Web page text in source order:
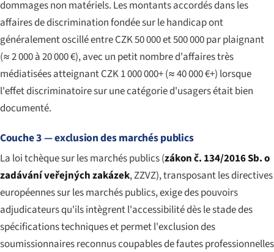
dommages non matériels. Les montants accordés dans les
affaires de discrimination fondée sur le handicap ont
généralement oscillé entre CZK 50 000 et 500 000 par plaignant
(≈ 2 000 à 20 000 €), avec un petit nombre d'affaires très
médiatisées atteignant CZK 1 000 000+ (≈ 40 000 €+) lorsque
l'effet discriminatoire sur une catégorie d'usagers était bien
documenté.
Couche 3 — exclusion des marchés publics
La loi tchèque sur les marchés publics (zákon č. 134/2016 Sb. o
zadávání veřejných zakázek, ZZVZ), transposant les directives
européennes sur les marchés publics, exige des pouvoirs
adjudicateurs qu'ils intègrent l'accessibilité dès le stade des
spécifications techniques et permet l'exclusion des
soumissionnaires reconnus coupables de fautes professionnelles